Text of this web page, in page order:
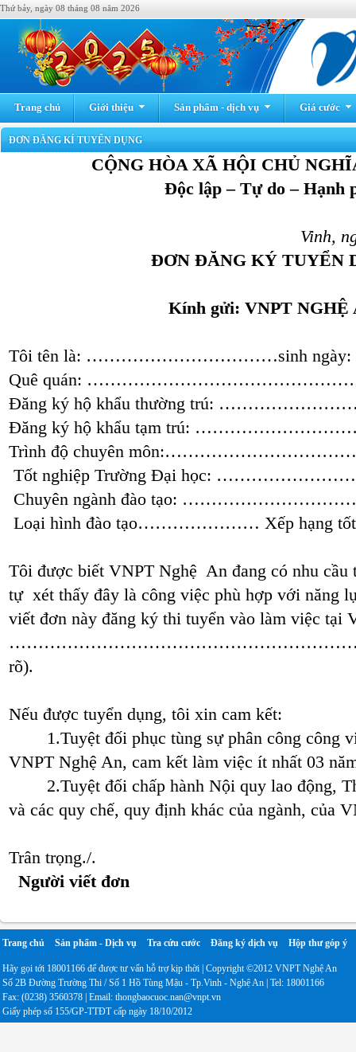
Thứ bảy, ngày 08 tháng 08 năm 2026
Trang chủ Giới thiệu Sản phẩm - dịch vụ Giá cước
ĐƠN ĐĂNG KÍ TUYỂN DỤNG
CỘNG HÒA XÃ HỘI CHỦ
Độc lập – Tự do – Hạnh
Vinh, ngày
ĐƠN ĐĂNG KÝ TUYỂN
Kính gửi: VNPT NGHỆ
Tôi tên là: ……………………………sinh
Quê quán:
Đăng ký hộ khẩu thường trú:
Đăng ký hộ khẩu tạm trú:
Trình độ chuyên
Tốt nghiệp Trường Đại học:
Chuyên ngành đào tạo:
Loại hình đào tạo………………… Xếp
Tôi được biết VNPT Nghệ An đang có nhu cầu
tự xét thấy đây là công việc phù hợp với năng
viết đơn này đăng ký thi tuyển vào làm việc tại
rõ).
Nếu được tuyển dụng, tôi xin cam kết:
1.Tuyệt đối phục tùng sự phân công công
VNPT Nghệ An, cam kết làm việc ít nhất 03
2.Tuyệt đối chấp hành Nội quy lao động,
và các quy chế, quy định khác của ngành, của
Trân trọng./.
Người viết đơn
Trang chủ Sản phẩm - Dịch vụ Tra cứu cước Đăng ký dịch vụ Hộp thư góp ý
Hãy gọi tới 18001166 để được tư vấn hỗ trợ kịp thời | Copyright ©2012 VNPT Nghệ An
Số 2B Đường Trường Thi / Số 1 Hồ Tùng Mậu - Tp.Vinh - Nghệ An | Tel: 18001166
Fax: (0238) 3560378 | Email: thongbaocuoc.nan@vnpt.vn
Giấy phép số 155/GP-TTĐT cấp ngày 18/10/2012